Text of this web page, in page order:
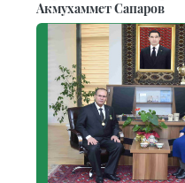
Акмухаммет Сапаров